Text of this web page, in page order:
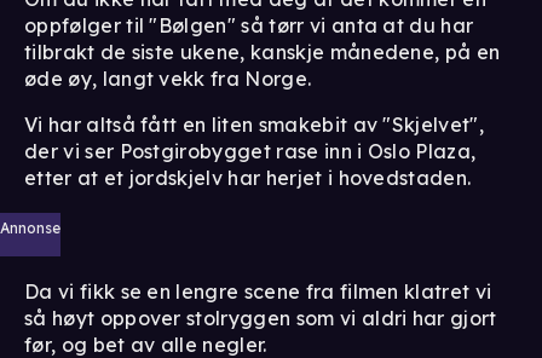
oppfølger til "Bølgen" så tørr vi anta at du har
tilbrakt de siste ukene, kanskje månedene, på en
øde øy, langt vekk fra Norge.
Vi har altså fått en liten smakebit av "Skjelvet",
der vi ser Postgirobygget rase inn i Oslo Plaza,
etter at et jordskjelv har herjet i hovedstaden.
Annonse
Da vi fikk se en lengre scene fra filmen klatret vi
så høyt oppover stolryggen som vi aldri har gjort
før, og bet av alle negler.